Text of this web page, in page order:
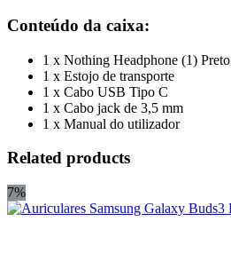
Conteúdo da caixa:
1 x Nothing Headphone (1) Preto
1 x Estojo de transporte
1 x Cabo USB Tipo C
1 x Cabo jack de 3,5 mm
1 x Manual do utilizador
Related products
7%